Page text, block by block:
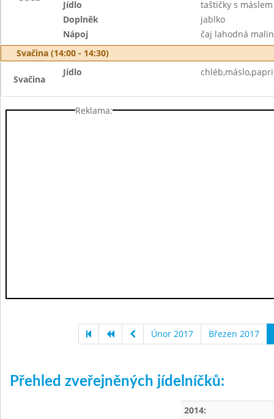
Jídlo
taštičky s
Doplněk
jablko
Nápoj
čaj lahodná
Svačina (14:00 - 14:30)
Svačina
Jídlo
Reklama:
Únor 2017 Březen 2017
Přehled zveřejněných jídelníčků:
2014: